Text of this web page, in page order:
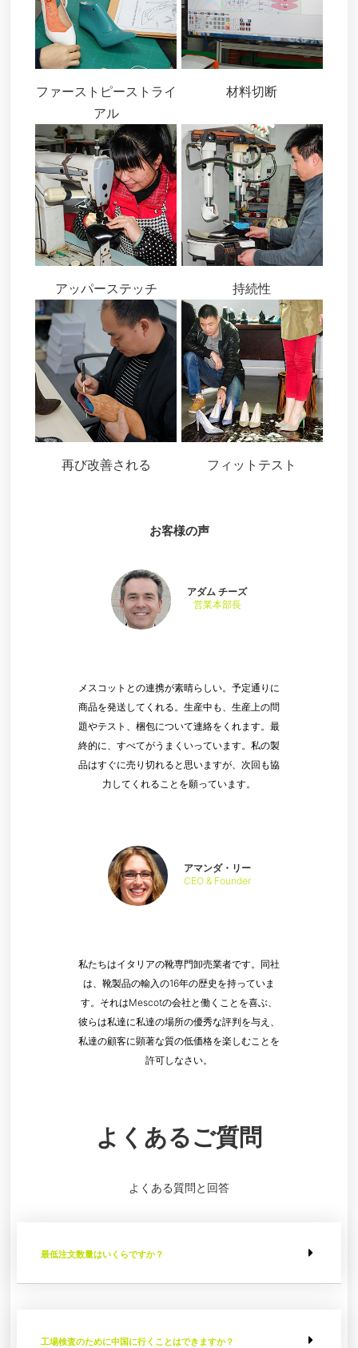
ファーストピーストライ
アル
材料切断
アッパーステッチ 持続性
再び改善される フィットテスト
お客様の声
私たちはイタリアの靴専門卸売業者です。同社
は、靴製品の輸入の16年の歴史を持っていま
す。それはMescotの会社と働くことを喜ぶ、
彼らは私達に私達の場所の優秀な評判を与え、
私達の顧客に顕著な質の低価格を楽しむことを
許可しなさい。
アマンダ・リー
CEO & Founder
メスコットとの連携が素晴らしい。予定通りに
商品を発送してくれる。生産中も、生産上の問
題やテスト、梱包について連絡をくれます。最
終的に、すべてがうまくいっています。私の製
品はすぐに売り切れると思いますが、次回も協
力してくれることを願っています。
アダム チーズ
営業本部長
よくあるご質問
よくある質問と回答
最低注文数量はいくらですか？
工場検査のために中国に行くことはできますか？